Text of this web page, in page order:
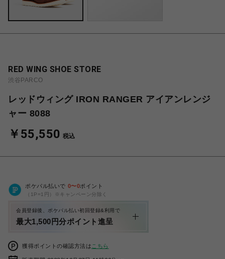
RED WING SHOE STORE
渋谷PARCO
レッドウィング IRON RANGER アイアンレンジ
ャー 8088
￥55,550 税込
ポケパル払いで 0〜0ポイント
（1P=1円）※キャンペーン分除く
会員登録後、ポケパル払い初回登録&利用で
最大1,500円分ポイント進呈
獲得ポイントの確認方法は こちら